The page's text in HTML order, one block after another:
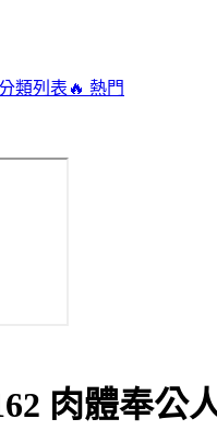
類列表 🔥 熱門
肉體奉公